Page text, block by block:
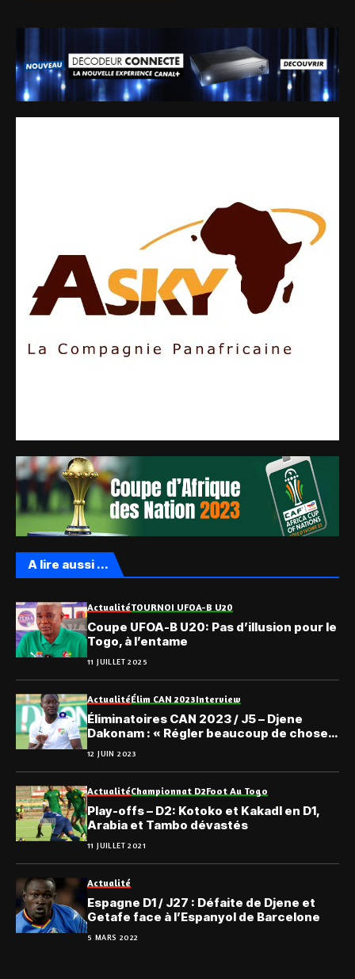
A lire aussi ...
ActualitéTOURNOI UFOA-B U20
Coupe UFOA-B U20: Pas d’illusion pour le
Togo, à l’entame
11 JUILLET 2025
ActualitéÉlim CAN 2023Interview
Éliminatoires CAN 2023 / J5 – Djene
Dakonam : « Régler beaucoup de choses
avant le match face à Eswatini…»
12 JUIN 2023
ActualitéChampionnat D2Foot Au Togo
Play-offs – D2: Kotoko et Kakadl en D1,
Arabia et Tambo dévastés
11 JUILLET 2021
Actualité
Espagne D1 / J27 : Défaite de Djene et
Getafe face à l’Espanyol de Barcelone
5 MARS 2022